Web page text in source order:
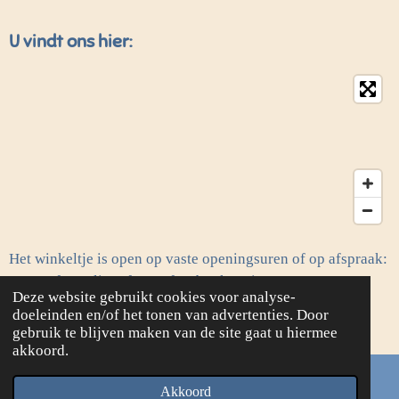
Deze website gebruikt cookies voor analyse-
doeleinden en/of het tonen van advertenties. Door
gebruik te blijven maken van de site gaat u hiermee
akkoord.
Akkoord
U vindt ons hier:
Het winkeltje is open op vaste openingsuren of op afspraak:
contactformulier of onze facebookpagina.
© 2020 - 2026 Frie's Needle & Stitch
Powered by JouwWeb